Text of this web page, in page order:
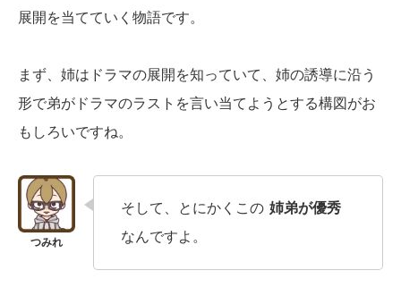
展開を当てていく物語です。
まず、姉はドラマの展開を知っていて、姉の誘導に沿う
形で弟がドラマのラストを言い当てようとする構図がお
もしろいですね。
そして、とにかくこの 姉弟が優秀
なんですよ。